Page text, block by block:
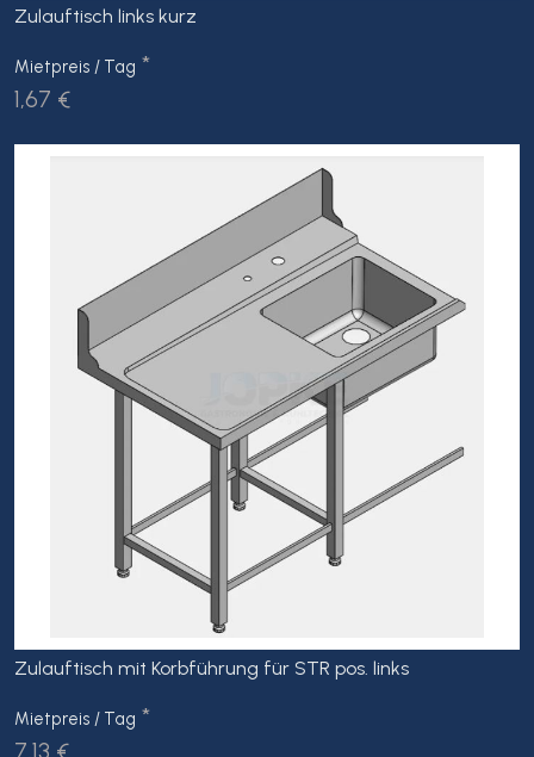
Zulauftisch links kurz
Mietpreis / Tag *
1,67 €
Zulauftisch mit Korbführung für STR pos. links
Mietpreis / Tag *
7,13 €